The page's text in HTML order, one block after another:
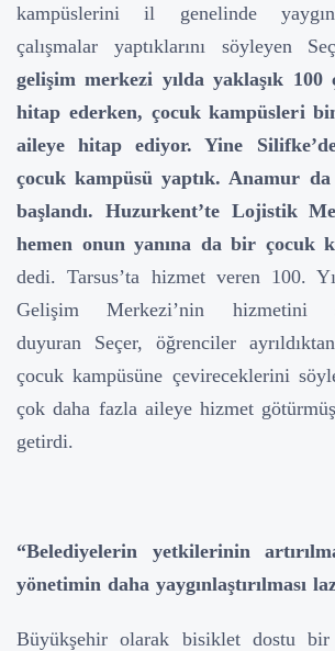
kampüslerini il genelinde
çalışmalar yaptıklarını söyleyen
gelişim merkezi yılda yaklaşık 100
hitap ederken, çocuk kampüsleri
aileye hitap ediyor. Yine
çocuk kampüsü yaptık. Anamur da
başlandı. Huzurkent’te Lojistik
hemen onun yanına da bir çocuk
dedi. Tarsus’ta hizmet veren 100.
Gelişim Merkezi’nin hizmetini
duyuran Seçer, öğrenciler
çocuk kampüsüne çevireceklerini
çok daha fazla aileye hizmet
getirdi.
“Belediyelerin yetkilerinin
yönetimin daha yaygınlaştırılması
Büyükşehir olarak bisiklet dostu bir